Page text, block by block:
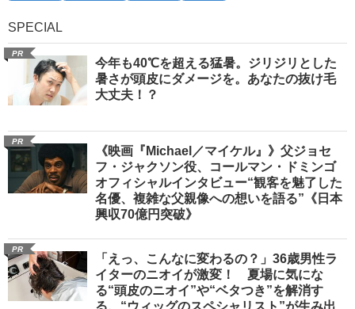
SPECIAL
PR
今年も40℃を超える猛暑。ジリジリとした
暑さが頭皮にダメージを。あなたの抜け毛
大丈夫！？
PR
《映画『Michael／マイケル』》父ジョセ
フ・ジャクソン役、コールマン・ドミンゴ
オフィシャルインタビュー“観客を魅了した
名優、複雑な父親像への想いを語る”《日本
興収70億円突破》
PR
「えっ、こんなに変わるの？」36歳男性ラ
イターのニオイが激変！ 夏場に気にな
る“頭皮のニオイ”や“ベタつき”を解消す